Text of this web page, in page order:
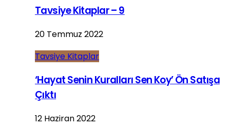
Tavsiye Kitaplar – 9
20 Temmuz 2022
Tavsiye Kitaplar
‘Hayat Senin Kuralları Sen Koy’ Ön Satışa
Çıktı
12 Haziran 2022